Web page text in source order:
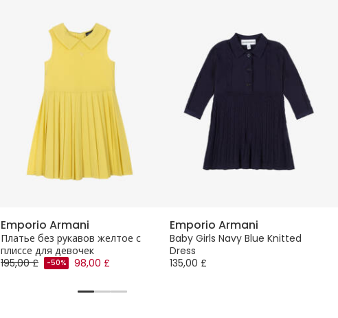
Emporio Armani
Платье без рукавов желтое с
плиссе для девочек
195,00 £
-50% 98,00 £
Emporio Armani
Baby Girls Navy Blue Knitted
Dress
135,00 £